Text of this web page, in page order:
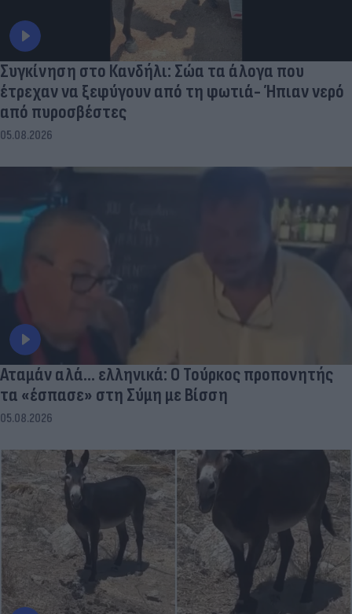
Συγκίνηση στο Κανδήλι: Σώα τα άλογα που
έτρεχαν να ξεφύγουν από τη φωτιά- Ήπιαν νερό
από πυροσβέστες
05.08.2026
Αταμάν αλά... ελληνικά: Ο Τούρκος προπονητής
τα «έσπασε» στη Σύμη με Βίσση
05.08.2026